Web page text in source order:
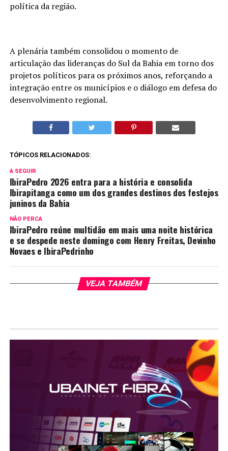
política da região.
A plenária também consolidou o momento de
articulação das lideranças do Sul da Bahia em torno dos
projetos políticos para os próximos anos, reforçando a
integração entre os municípios e o diálogo em defesa do
desenvolvimento regional.
TÓPICOS RELACIONADOS:
A SEGUIR
IbiraPedro 2026 entra para a história e consolida
Ibirapitanga como um dos grandes destinos dos festejos
juninos da Bahia
NÃO PERCA
IbiraPedro reúne multidão em mais uma noite histórica
e se despede neste domingo com Henry Freitas, Devinho
Novaes e IbiraPedrinho
VEJA TAMBÉM